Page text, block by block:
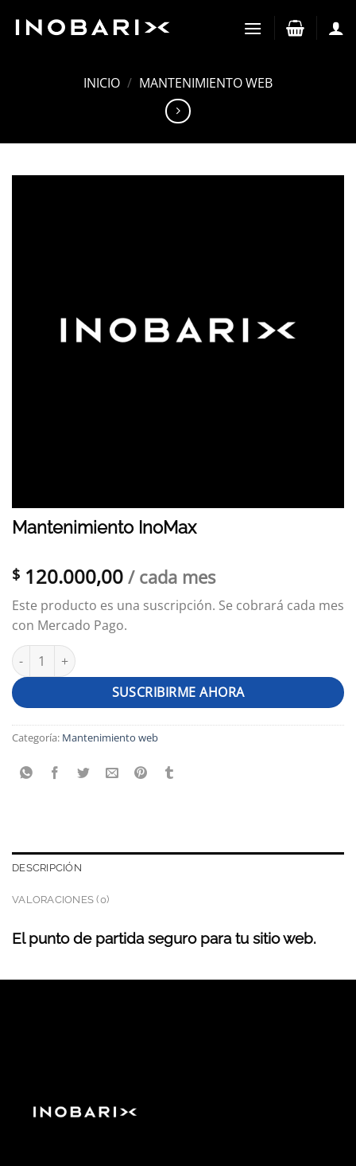
INICIO / MANTENIMIENTO WEB
Mantenimiento InoMax
$ 120.000,00 / cada mes
Este producto es una suscripción. Se cobrará cada mes
con Mercado Pago.
Mantenimiento InoMax cantidad
SUSCRIBIRME AHORA
Categoría: Mantenimiento web
DESCRIPCIÓN
VALORACIONES (0)
El punto de partida seguro para tu sitio web.